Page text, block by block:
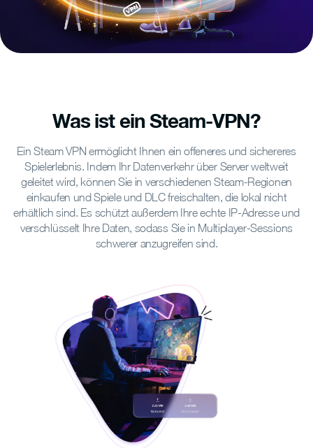
Was ist ein Steam-VPN?
Ein Steam VPN ermöglicht Ihnen ein offeneres und sichereres
Spielerlebnis. Indem Ihr Datenverkehr über Server weltweit
geleitet wird, können Sie in verschiedenen Steam-Regionen
einkaufen und Spiele und DLC freischalten, die lokal nicht
erhältlich sind. Es schützt außerdem Ihre echte IP-Adresse und
verschlüsselt Ihre Daten, sodass Sie in Multiplayer-Sessions
schwerer anzugreifen sind.